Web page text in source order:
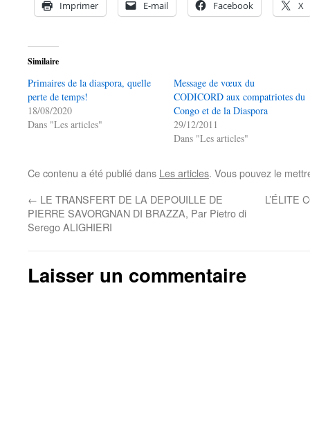
Imprimer E-mail Facebook X
Similaire
Primaires de la diaspora, quelle
perte de temps!
18/08/2020
Dans "Les articles"
Message de vœux du
CODICORD aux compatriotes du
Congo et de la Diaspora
29/12/2011
Dans "Les articles"
Ce contenu a été publié dans Les articles. Vous pouvez le
← LE TRANSFERT DE LA DEPOUILLE DE
PIERRE SAVORGNAN DI BRAZZA, Par Pietro di
Serego ALIGHIERI
L’ÉLITE
Laisser un commentaire